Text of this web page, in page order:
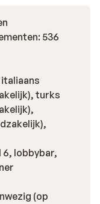
536
turks
6, lobbybar,
(op